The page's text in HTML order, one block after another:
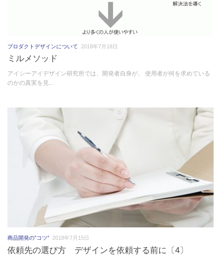
プロダクトデザインについて 2018年7月18日
ミルメソッド
アイシーアイデザイン研究所では、開発者自身が、 使用者が何を求めている
のかの真実を見...
商品開発の”コツ” 2018年7月15日
依頼先の選び方 デザインを依頼する前に〔4〕